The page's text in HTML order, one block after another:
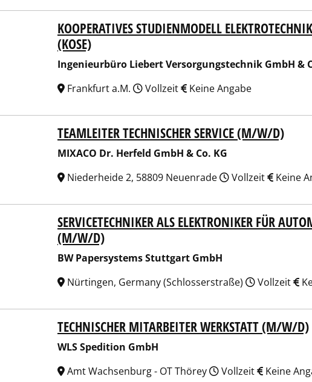
Liebert Versorgungstechnik GmbH & Co. KG
KOOPERATIVES STUDIENMODELL
(KOSE)
Ingenieurbüro Liebert Versorgungstechnik GmbH &
Frankfurt a.M.
Vollzeit Keine Angabe
Dr. Herfeld GmbH & Co. KG
TEAMLEITER TECHNISCHER SERVICE (M/W/D)
MIXACO Dr. Herfeld GmbH & Co. KG
Niederheide 2, 58809 Neuenrade
Vollzeit Keine
Papersystems Stuttgart GmbH
SERVICETECHNIKER ALS ELEKTRONIKER FÜR
(M/W/D)
BW Papersystems Stuttgart GmbH
Nürtingen, Germany (Schlosserstraße)
Vollzeit
Spedition GmbHTECHNISCHER MITARBEITER WERKSTATT (M/W/D)
WLS Spedition GmbH
Amt Wachsenburg - OT Thörey
Vollzeit Keine